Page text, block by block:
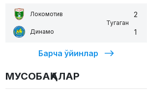
Локомотив
Динамо
Тугаган
2
1
Барча ўйинлар
МУСОБАҚАЛАР